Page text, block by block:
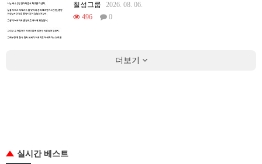
칠성그룹
2026. 08. 06.
496
0
더보기
실시간 베스트